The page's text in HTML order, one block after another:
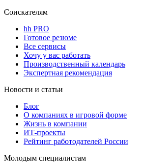
Соискателям
hh PRO
Готовое резюме
Все сервисы
Хочу у вас работать
Производственный календарь
Экспертная рекомендация
Новости и статьи
Блог
О компаниях в игровой форме
Жизнь в компании
ИТ-проекты
Рейтинг работодателей России
Молодым специалистам